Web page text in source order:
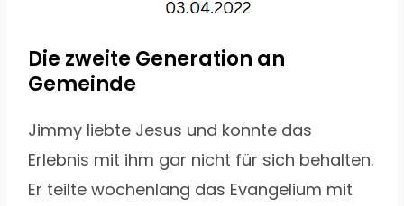
Die zweite Generation an
Gemeinde
Jimmy liebte Jesus und konnte das
Erlebnis mit ihm gar nicht für sich behalten.
Er teilte wochenlang das Evangelium mit